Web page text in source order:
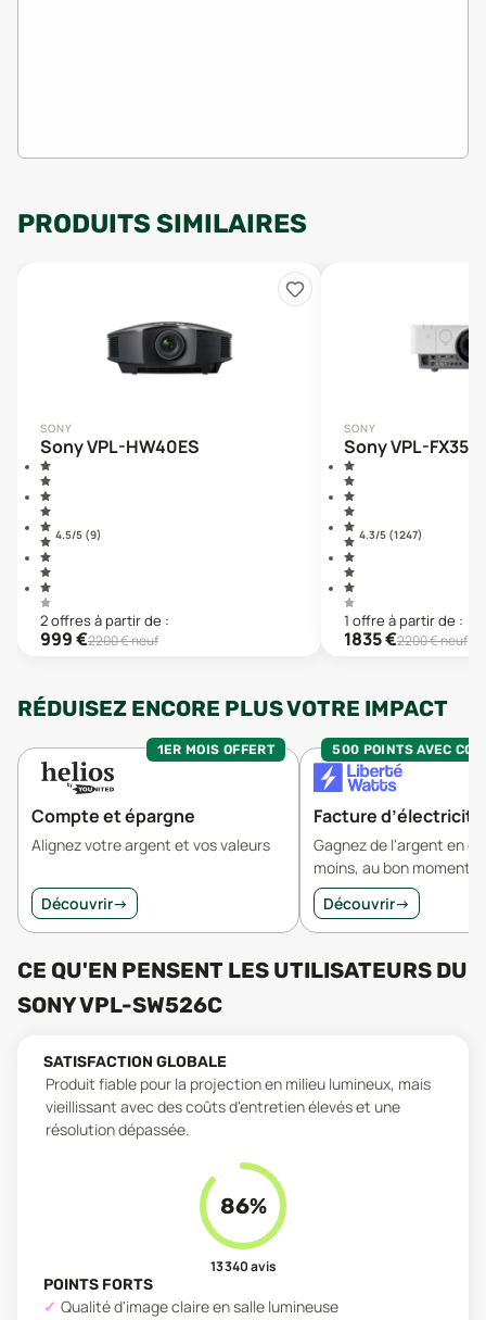
PRODUITS SIMILAIRES
SONY
Sony VPL-HW40ES
4.5/5 (9)
2offresà partir de :
999€2200€ neuf
SONY
Sony VPL-FX35
4.3/5 (1 247)
1 offre à partir de :
1835€2200€ neuf
RÉDUISEZ ENCORE PLUS VOTRE IMPACT
1ER MOIS OFFERT
Compte et épargne
Alignez votre argent et vos valeurs
Découvrir→
500 POINTS AVEC
Facture d’électricité
Gagnez de l'argent en
moins, au bon moment.
Découvrir→
CE QU'EN PENSENT LES UTILISATEURS DU
SONY VPL-SW526C
SATISFACTION GLOBALE
Produit fiable pour la projection en milieu lumineux, mais
vieillissant avec des coûts d'entretien élevés et une
résolution dépassée.
86%
13 340avis
POINTS FORTS
Qualité d'image claire en salle lumineuse